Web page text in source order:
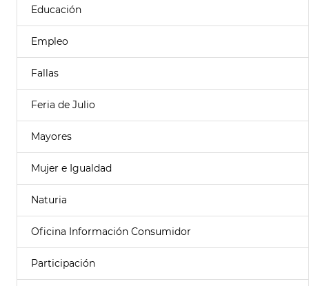
Educación
Empleo
Fallas
Feria de Julio
Mayores
Mujer e Igualdad
Naturia
Oficina Información Consumidor
Participación